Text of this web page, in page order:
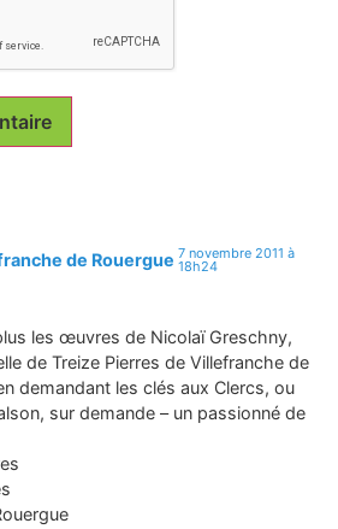
de Rouergue 7 novembre 2011 à
18h24
les œuvres de Nicolaï Greschny,
de Treize Pierres de Villefranche de
demandant les clés aux Clercs, ou
sur demande – un passionné de